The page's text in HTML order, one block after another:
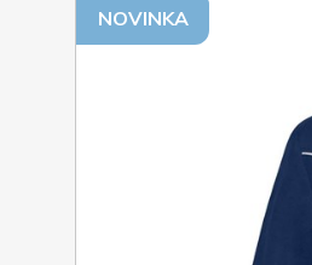
NOVINKA